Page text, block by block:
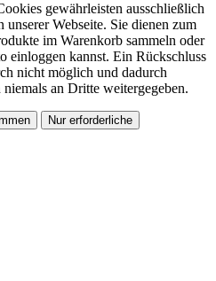
gewährleisten ausschließlich
unserer Webseite. Sie dienen zum
im Warenkorb sammeln oder
einloggen kannst. Ein Rückschluss
nicht möglich und dadurch
an Dritte weitergegeben.
Nur erforderliche